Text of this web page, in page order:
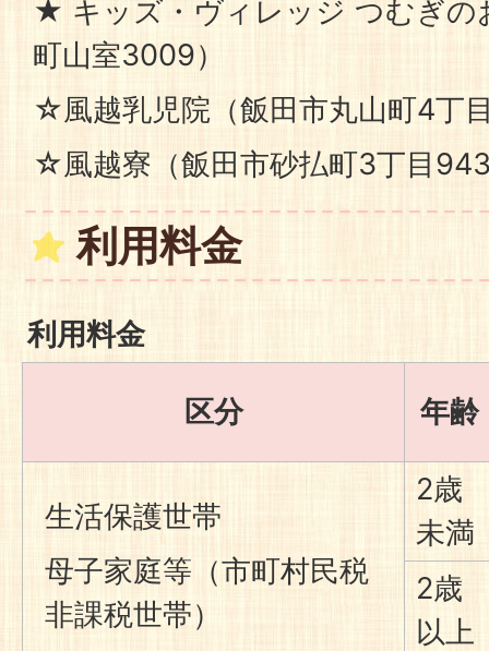
★ キッズ・ヴィレッジ つむぎの
町山室3009）
☆風越乳児院（飯田市丸山町4丁
☆風越寮（飯田市砂払町3丁目
利用料金
利用料金
区分 年齢
生活保護世帯
母子家庭等（市町村民税
非課税世帯）
2歳
未満
2歳
以上